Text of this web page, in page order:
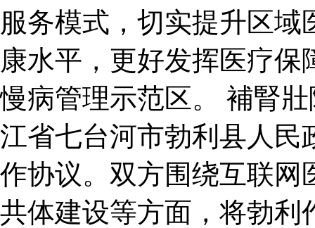
服务模式，切实提升区
康水平，更好发挥医疗
慢病管理示范区。 補腎
江省七台河市勃利县人民
作协议。双方围绕互联网
共体建设等方面，将勃利